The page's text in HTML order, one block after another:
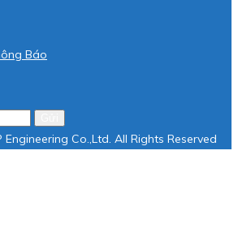
Co.,Ltd. All Rights Reserved